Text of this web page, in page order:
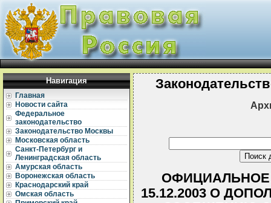
Навигация
Главная
Новости сайта
Федеральное
законодательство
Законодательство Москвы
Московская область
Санкт-Петербург и
Ленинградская область
Амурская область
Воронежская область
Краснодарский край
Омская область
15.12.2003 О